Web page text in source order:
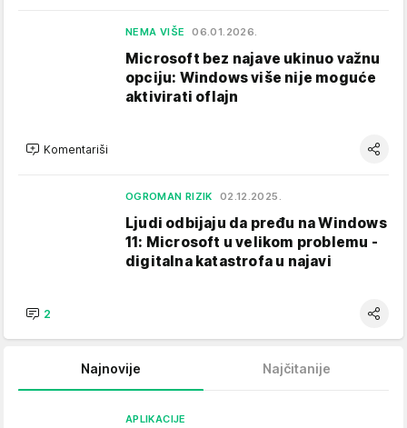
NEMA VIŠE 06.01.2026.
Microsoft bez najave ukinuo važnu
opciju: Windows više nije moguće
aktivirati oflajn
Komentariši
OGROMAN RIZIK 02.12.2025.
Ljudi odbijaju da pređu na Windows
11: Microsoft u velikom problemu -
digitalna katastrofa u najavi
2
Najnovije Najčitanije
APLIKACIJE